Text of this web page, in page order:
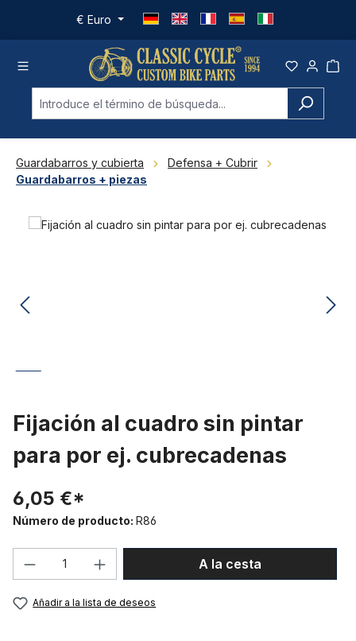
Saltar al contenido principal
€ Euro
Guardabarros y cubierta
Defensa + Cubrir
Guardabarros + piezas
Omitir galería de imágenes
Fijación al cuadro sin pintar
para por ej. cubrecadenas
6,05 €*
Número de producto: R86
Cantidad del producto: introduce la
A la cesta
Añadir a la lista de deseos